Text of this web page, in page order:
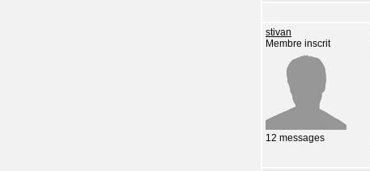
stivan
Membre inscrit
12 messages